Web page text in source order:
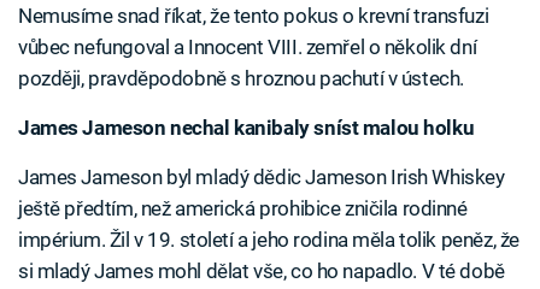
Nemusíme snad říkat, že tento pokus o krevní transfuzi
vůbec nefungoval a Innocent VIII. zemřel o několik dní
později, pravděpodobně s hroznou pachutí v ústech.
James Jameson nechal kanibaly sníst malou holku
James Jameson byl mladý dědic Jameson Irish Whiskey
ještě předtím, než americká prohibice zničila rodinné
impérium. Žil v 19. století a jeho rodina měla tolik peněz, že
si mladý James mohl dělat vše, co ho napadlo. V té době